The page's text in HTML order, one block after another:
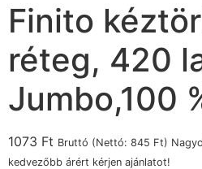
Finito
réteg, 420
Jumbo,100
1073 Ft Bruttó (Nettó: 845 Ft)
kedvezőbb árért kérjen ajánlatot!